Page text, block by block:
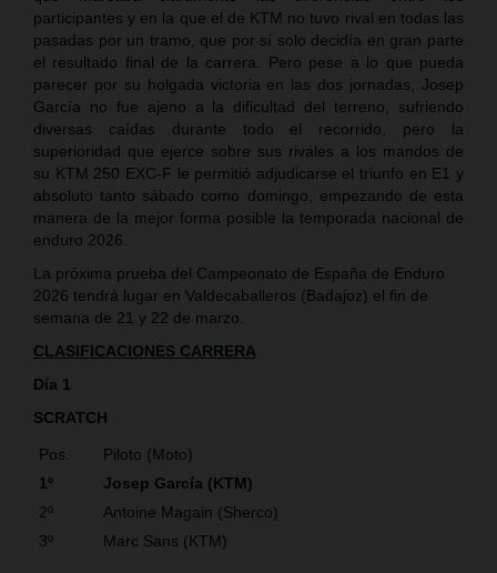
participantes y en la que el de KTM no tuvo rival en todas las
pasadas por un tramo, que por sí solo decidía en gran parte
el resultado final de la carrera. Pero pese a lo que pueda
parecer por su holgada victoria en las dos jornadas, Josep
García no fue ajeno a la dificultad del terreno, sufriendo
diversas caídas durante todo el recorrido, pero la
superioridad que ejerce sobre sus rivales a los mandos de
su KTM 250 EXC-F le permitió adjudicarse el triunfo en E1 y
absoluto tanto sábado como domingo, empezando de esta
manera de la mejor forma posible la temporada nacional de
enduro 2026.
La próxima prueba del Campeonato de España de Enduro
2026 tendrá lugar en Valdecaballeros (Badajoz) el fin de
semana de 21 y 22 de marzo.
CLASIFICACIONES CARRERA
Día 1
SCRATCH
Pos.
Piloto (Moto)
1º
Josep García (KTM)
2º
Antoine Magain (Sherco)
3º
Marc Sans (KTM)